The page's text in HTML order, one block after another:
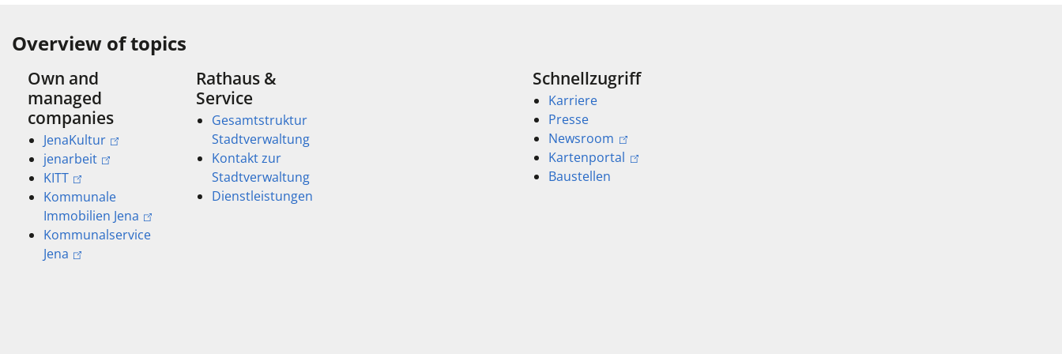
Overview of topics
Own and
managed
companies
JenaKultur
jenarbeit
KITT
Kommunale
Immobilien Jena
Kommunalservice
Jena
Rathaus &
Service
Gesamtstruktur
Stadtverwaltung
Kontakt zur
Stadtverwaltung
Dienstleistungen
Schnellzugriff
Karriere
Presse
Newsroom
Kartenportal
Baustellen